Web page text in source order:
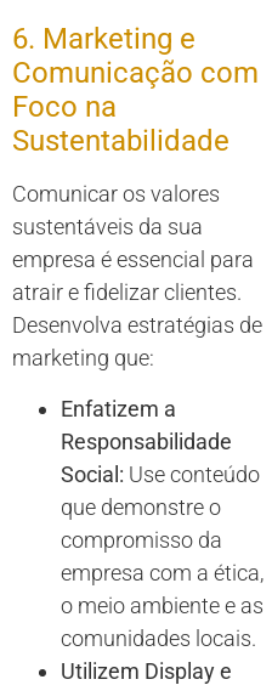
6. Marketing e
Comunicação com
Foco na
Sustentabilidade
Comunicar os valores
sustentáveis da sua
empresa é essencial para
atrair e fidelizar clientes.
Desenvolva estratégias de
marketing que:
Enfatizem a
Responsabilidade
Social: Use conteúdo
que demonstre o
compromisso da
empresa com a ética,
o meio ambiente e as
comunidades locais.
Utilizem Display e